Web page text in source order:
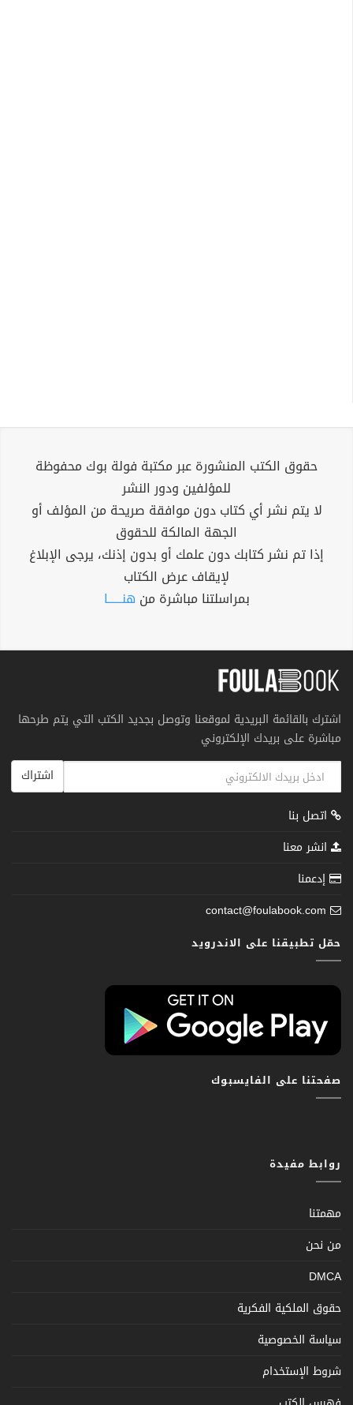
حقوق الكتب المنشورة عبر مكتبة فولة بوك محفوظة
للمؤلفين ودور النشر
لا يتم نشر أي كتاب دون موافقة صريحة من المؤلف أو
الجهة المالكة للحقوق
إذا تم نشر كتابك دون علمك أو بدون إذنك، يرجى الإبلاغ
لإيقاف عرض الكتاب
بمراسلتنا مباشرة من هنــــــا
اشترك بالقائمة البريدية لموقعنا وتوصل بجديد الكتب التي يتم طرحها
مباشرة على بريدك الإلكتروني
اشتراك
اتصل بنا
انشر معنا
إدعمنا
contact@foulabook.com
حمّل تطبيقنا على الاندرويد
صفحتنا على الفايسبوك
روابط مفيدة
مهمتنا
من نحن
DMCA
حقوق الملكية الفكرية
سياسة الخصوصية
شروط الإستخدام